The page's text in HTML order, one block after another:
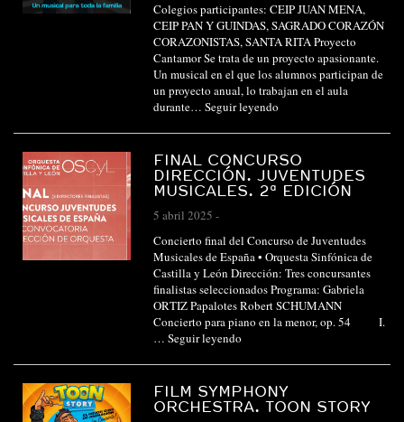
Colegios participantes: CEIP JUAN MENA,
CEIP PAN Y GUINDAS, SAGRADO CORAZÓN
CORAZONISTAS, SANTA RITA Proyecto
Cantamor Se trata de un proyecto apasionante.
Un musical en el que los alumnos participan de
un proyecto anual, lo trabajan en el aula
durante… Seguir leyendo
FINAL CONCURSO
DIRECCIÓN. JUVENTUDES
MUSICALES. 2ª EDICIÓN
5 abril 2025 -
Concierto final del Concurso de Juventudes
Musicales de España • Orquesta Sinfónica de
Castilla y León Dirección: Tres concursantes
finalistas seleccionados Programa: Gabriela
ORTIZ Papalotes Robert SCHUMANN
Concierto para piano en la menor, op. 54 I.
… Seguir leyendo
FILM SYMPHONY
ORCHESTRA. TOON STORY